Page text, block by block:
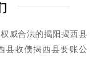
威合法的揭阳揭西县
县收债揭西县要账公